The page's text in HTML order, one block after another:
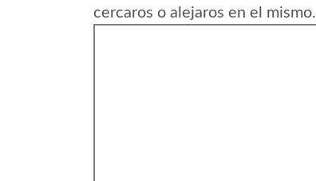
cercaros o alejaros en el mismo.